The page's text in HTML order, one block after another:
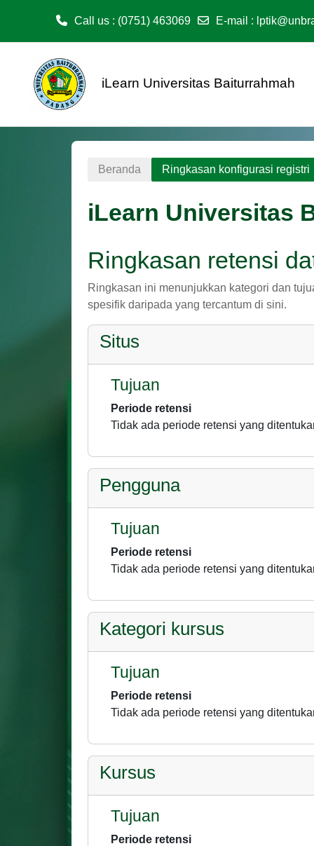
Call us : (0751) 463069 E-mail :
iLearn Universitas Baiturrahmah
Beranda Ringkasan konfigurasi registri
iLearn Universitas
Ringkasan retensi
Ringkasan ini menunjukkan kategori dan
spesifik daripada yang tercantum di sini.
Situs
Tujuan
Periode retensi
Tidak ada periode retensi yang
Pengguna
Tujuan
Periode retensi
Tidak ada periode retensi yang
Kategori kursus
Tujuan
Periode retensi
Tidak ada periode retensi yang
Kursus
Tujuan
Periode retensi